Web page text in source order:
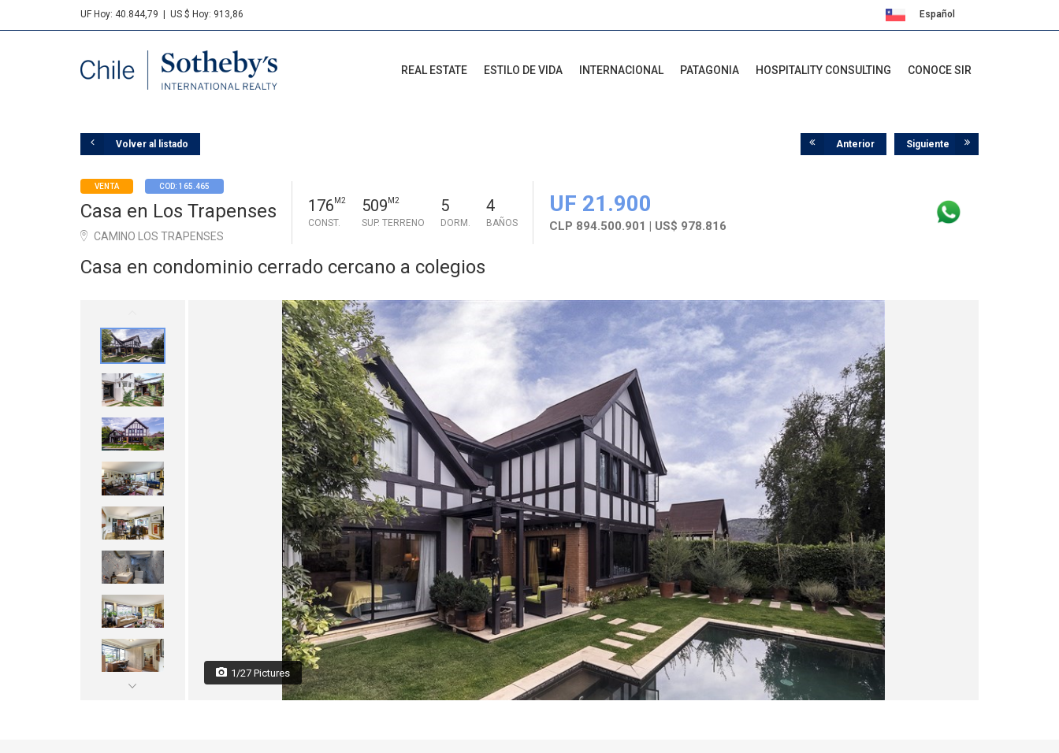
UF Hoy: 40.844,79 US $ Hoy: 913,86 Español
Sotheby's REAL ESTATE ESTILO DE VIDA INTERNACIONAL PATAGONIA HOSPITALITY CONSULTING CONOCE SIR
Volver al listado Anterior Siguiente
VENTA COD: 165.465
Casa en Los Trapenses
CAMINO LOS TRAPENSES
176 M2
CONST.
509 M2
SUP. TERRENO
5
DORM.
4
BAÑOS
UF 21.900
CLP 894.500.901 | US$ 978.816
Casa en condominio cerrado cercano a colegios
1/27 Pictures